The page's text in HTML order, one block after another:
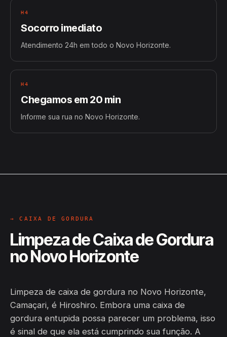
H4
Socorro imediato
Atendimento 24h em todo o Novo Horizonte.
H4
Chegamos em 20 min
Informe sua rua no Novo Horizonte.
→ CAIXA DE GORDURA
Limpeza de Caixa de Gordura
no Novo Horizonte
Limpeza de caixa de gordura no Novo Horizonte,
Camaçari, é Hiroshiro. Embora uma caixa de
gordura entupida possa parecer um problema, isso
é sinal de que ela está cumprindo sua função. A